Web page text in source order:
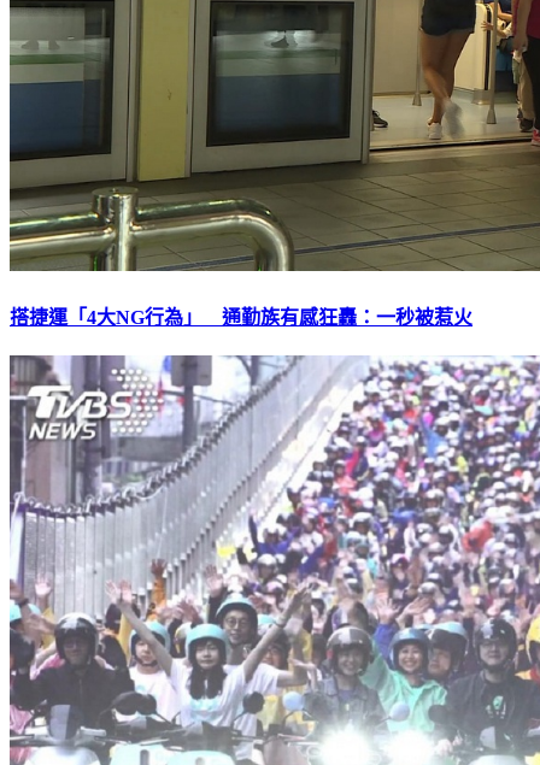
搭捷運「4大NG行為」 通勤族有感狂轟：一秒被惹火